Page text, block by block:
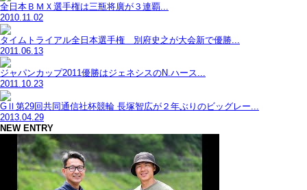
全日本ＢＭＸ選手権は三瓶将廣が３連覇...
2010.11.02
タイムトライアル全日本選手権 別府史之が大会新で優勝...
2011.06.13
ジャパンカップ2011優勝はジェネシスのN.ハース...
2011.10.23
GⅡ第29回共同通信社杯競輪 長塚智広が２年ぶりのビッグレー...
2013.04.29
NEW ENTRY